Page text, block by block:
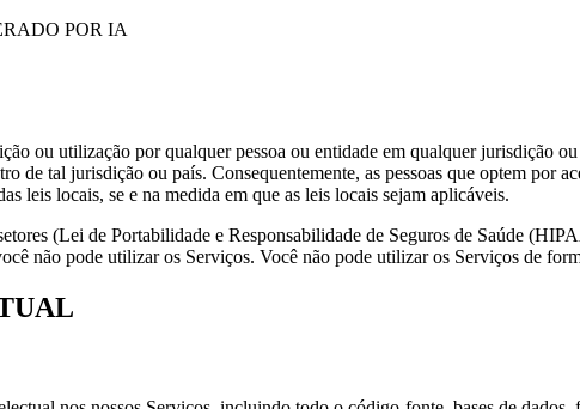
POR IA
ou utilização por qualquer pessoa ou entidade em qualquer jurisdição
de tal jurisdição ou país. Consequentemente, as pessoas que optem por
leis locais, se e na medida em que as leis locais sejam aplicáveis.
(Lei de Portabilidade e Responsabilidade de Seguros de Saúde
não pode utilizar os Serviços. Você não pode utilizar os Serviços de